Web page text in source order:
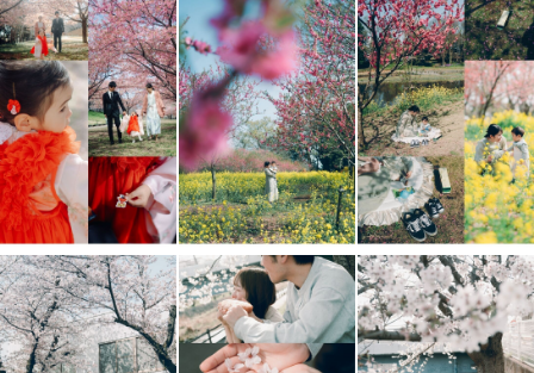
大丈夫です！◎
撮影前から撮影後まで、
丁寧に、密にご連絡させていただきます🌿
ご不安なことはもちろん、
撮りたいカットやイメージなど
丁寧にヒアリングいたします。